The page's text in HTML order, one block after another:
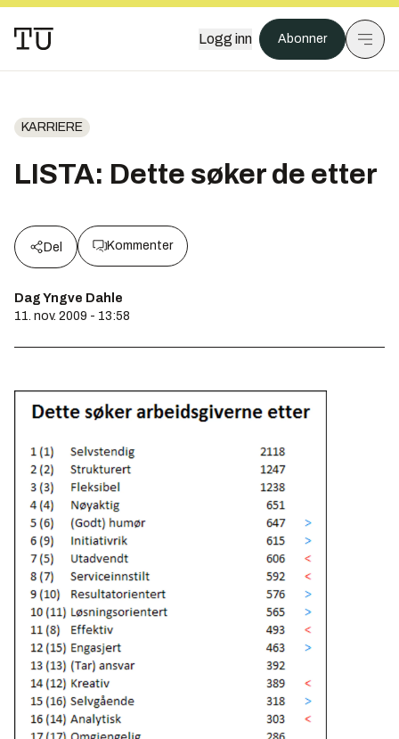
Logg inn Abonner
KARRIERE
LISTA: Dette søker de etter
Del Kommenter
Dag Yngve Dahle
11. nov. 2009 - 13:58